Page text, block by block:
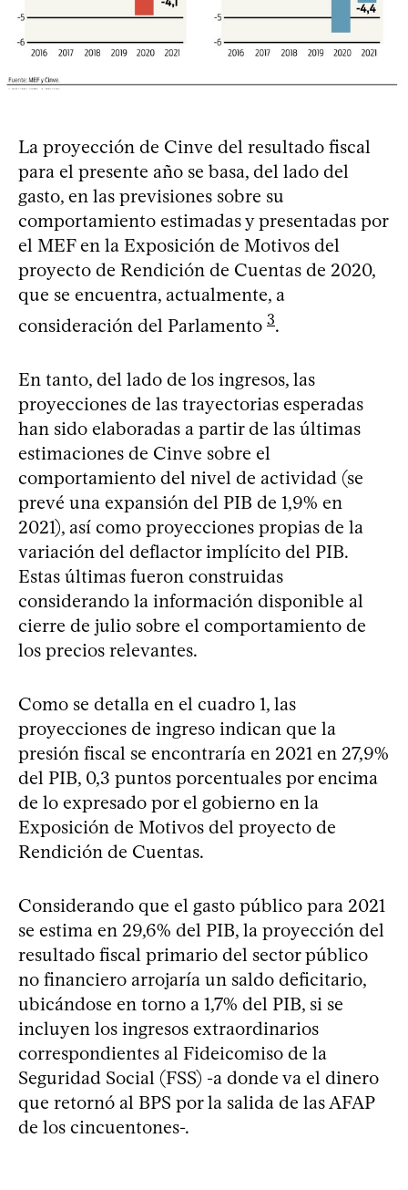
La proyección de Cinve del resultado fiscal
para el presente año se basa, del lado del
gasto, en las previsiones sobre su
comportamiento estimadas y presentadas por
el MEF en la Exposición de Motivos del
proyecto de Rendición de Cuentas de 2020,
que se encuentra, actualmente, a
consideración del Parlamento 3.
En tanto, del lado de los ingresos, las
proyecciones de las trayectorias esperadas
han sido elaboradas a partir de las últimas
estimaciones de Cinve sobre el
comportamiento del nivel de actividad (se
prevé una expansión del PIB de 1,9% en
2021), así como proyecciones propias de la
variación del deflactor implícito del PIB.
Estas últimas fueron construidas
considerando la información disponible al
cierre de julio sobre el comportamiento de
los precios relevantes.
Como se detalla en el cuadro 1, las
proyecciones de ingreso indican que la
presión fiscal se encontraría en 2021 en 27,9%
del PIB, 0,3 puntos porcentuales por encima
de lo expresado por el gobierno en la
Exposición de Motivos del proyecto de
Rendición de Cuentas.
Considerando que el gasto público para 2021
se estima en 29,6% del PIB, la proyección del
resultado fiscal primario del sector público
no financiero arrojaría un saldo deficitario,
ubicándose en torno a 1,7% del PIB, si se
incluyen los ingresos extraordinarios
correspondientes al Fideicomiso de la
Seguridad Social (FSS) -a donde va el dinero
que retornó al BPS por la salida de las AFAP
de los cincuentones-.